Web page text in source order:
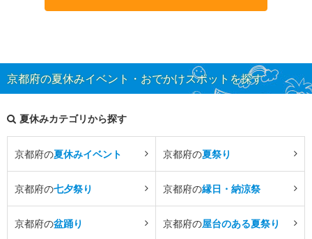
京都府の夏休みイベント・おでかけスポットを探す
夏休みカテゴリから探す
京都府の夏休みイベント 京都府の夏祭り
京都府の七夕祭り 京都府の縁日・納涼祭
京都府の盆踊り 京都府の屋台のある夏祭り